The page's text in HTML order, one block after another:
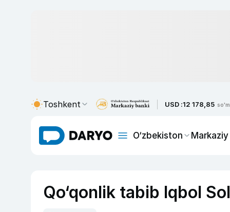
Toshkent USD :12 178,85 so'm
O‘zbekiston
Qo‘qonlik tabib Iqbol